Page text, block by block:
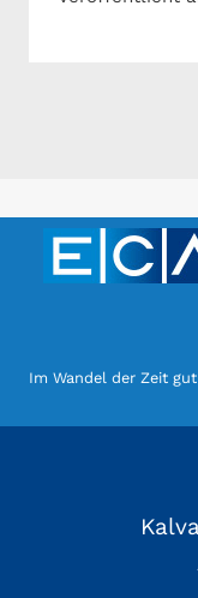
Im Wandel der Zeit